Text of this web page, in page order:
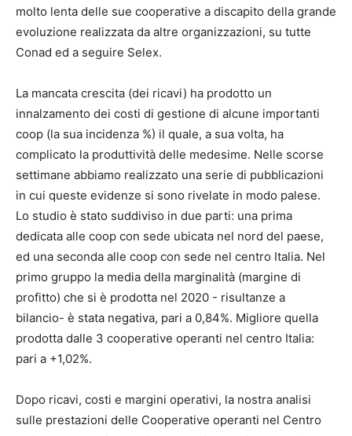
molto lenta delle sue cooperative a discapito della grande
evoluzione realizzata da altre organizzazioni, su tutte
Conad ed a seguire Selex.
La mancata crescita (dei ricavi) ha prodotto un
innalzamento dei costi di gestione di alcune importanti
coop (la sua incidenza %) il quale, a sua volta, ha
complicato la produttività delle medesime. Nelle scorse
settimane abbiamo realizzato una serie di pubblicazioni
in cui queste evidenze si sono rivelate in modo palese.
Lo studio è stato suddiviso in due parti: una prima
dedicata alle coop con sede ubicata nel nord del paese,
ed una seconda alle coop con sede nel centro Italia. Nel
primo gruppo la media della marginalità (margine di
profitto) che si è prodotta nel 2020 - risultanze a
bilancio- è stata negativa, pari a 0,84%. Migliore quella
prodotta dalle 3 cooperative operanti nel centro Italia:
pari a +1,02%.
Dopo ricavi, costi e margini operativi, la nostra analisi
sulle prestazioni delle Cooperative operanti nel Centro